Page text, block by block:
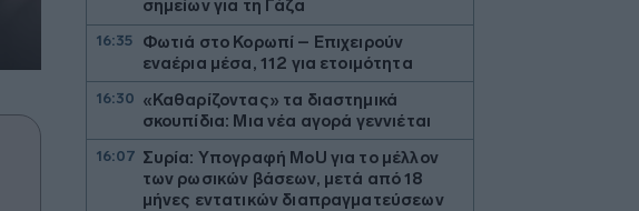
σημείων για τη Γάζα
16:35
Φωτιά στο Κορωπί – Επιχειρούν
εναέρια μέσα, 112 για ετοιμότητα
16:30 «Καθαρίζοντας» τα διαστημικά
σκουπίδια: Μια νέα αγορά γεννιέται
16:07 Συρία: Υπογραφή ΜοU για το μέλλον
των ρωσικών βάσεων, μετά από 18
μήνες εντατικών διαπραγματεύσεων